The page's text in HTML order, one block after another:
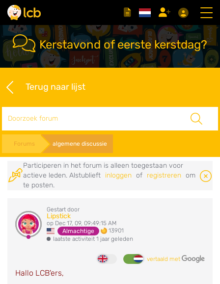
Kerstavond of eerste kerstdag?
Terug naar lijst
Forums algemene discussie
Participeren in het forum is alleen toegestaan voor
actieve leden. Alstublieft inloggen of registreren om
te posten.
Gestart door
Lipstick
op Dec 17, 09, 09:49:15 AM
Almachtige
13901
laatste activiteit 1 jaar geleden
vertaald met
Hallo LCB'ers,